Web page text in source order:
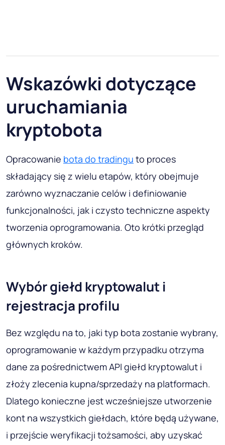
Wskazówki dotyczące
uruchamiania
kryptobota
Opracowanie bota do tradingu to proces
składający się z wielu etapów, który obejmuje
zarówno wyznaczanie celów i definiowanie
funkcjonalności, jak i czysto techniczne aspekty
tworzenia oprogramowania. Oto krótki przegląd
głównych kroków.
Wybór giełd kryptowalut i
rejestracja profilu
Bez względu na to, jaki typ bota zostanie wybrany,
oprogramowanie w każdym przypadku otrzyma
dane za pośrednictwem API giełd kryptowalut i
złoży zlecenia kupna/sprzedaży na platformach.
Dlatego konieczne jest wcześniejsze utworzenie
kont na wszystkich giełdach, które będą używane,
i przejście weryfikacji tożsamości, aby uzyskać